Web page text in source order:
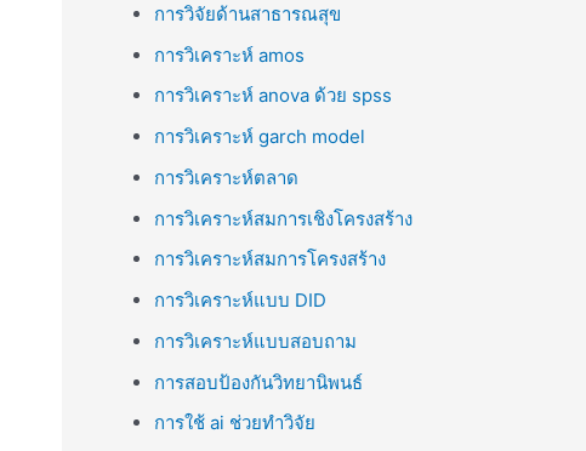
การวิจัยด้านสาธารณสุข
การวิเคราะห์ amos
การวิเคราะห์ anova ด้วย spss
การวิเคราะห์ garch model
การวิเคราะห์ตลาด
การวิเคราะห์สมการเชิงโครงสร้าง
การวิเคราะห์สมการโครงสร้าง
การวิเคราะห์แบบ DID
การวิเคราะห์แบบสอบถาม
การสอบป้องกันวิทยานิพนธ์
การใช้ ai ช่วยทำวิจัย